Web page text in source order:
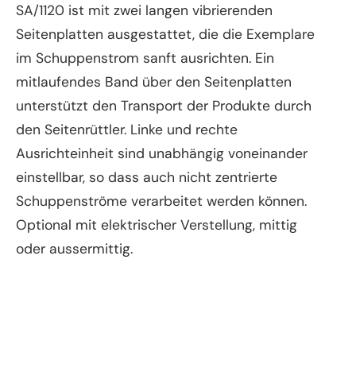
SA/1120 ist mit zwei langen vibrierenden
Seitenplatten ausgestattet, die die Exemplare
im Schuppenstrom sanft ausrichten. Ein
mitlaufendes Band über den Seitenplatten
unterstützt den Transport der Produkte durch
den Seitenrüttler. Linke und rechte
Ausrichteinheit sind unabhängig voneinander
einstellbar, so dass auch nicht zentrierte
Schuppenströme verarbeitet werden können.
Optional mit elektrischer Verstellung, mittig
oder aussermittig.